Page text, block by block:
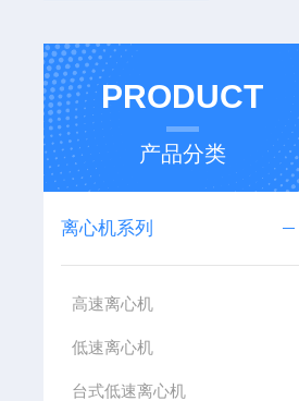
PRODUCT
产品分类
离心机系列
高速离心机
低速离心机
台式低速离心机